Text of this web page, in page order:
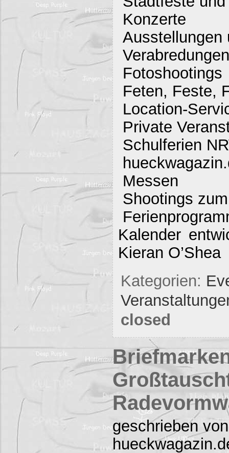
Konzerte
Ausstellungen
Verabredungen
Fotoshootings
Feten, Feste,
Location-
Private
Schulferien
Messen
Shootings
Kalender
Kieran O’Shea
Kategorien:
closed
geschrieben